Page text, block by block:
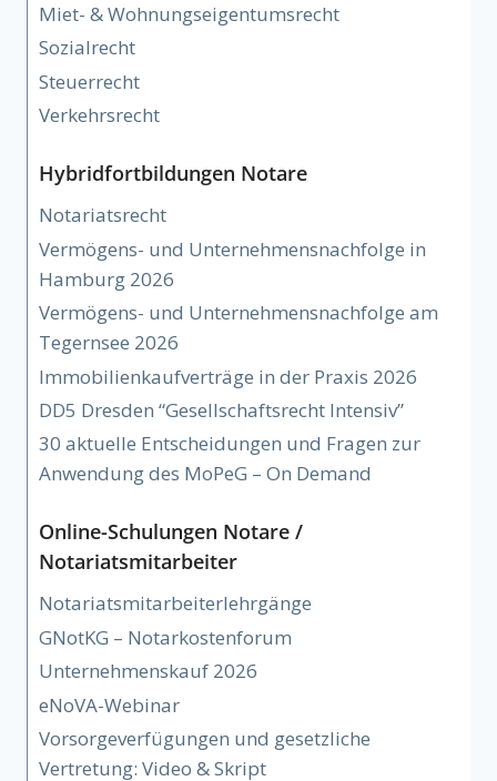
Miet- & Wohnungseigentumsrecht
Sozialrecht
Steuerrecht
Verkehrsrecht
Hybridfortbildungen Notare
Notariatsrecht
Vermögens- und Unternehmensnachfolge in
Hamburg 2026
Vermögens- und Unternehmensnachfolge am
Tegernsee 2026
Immobilienkaufverträge in der Praxis 2026
DD5 Dresden “Gesellschaftsrecht Intensiv”
30 aktuelle Entscheidungen und Fragen zur
Anwendung des MoPeG – On Demand
Online-Schulungen Notare /
Notariatsmitarbeiter
Notariatsmitarbeiterlehrgänge
GNotKG – Notarkostenforum
Unternehmenskauf 2026
eNoVA-Webinar
Vorsorgeverfügungen und gesetzliche
Vertretung: Video & Skript